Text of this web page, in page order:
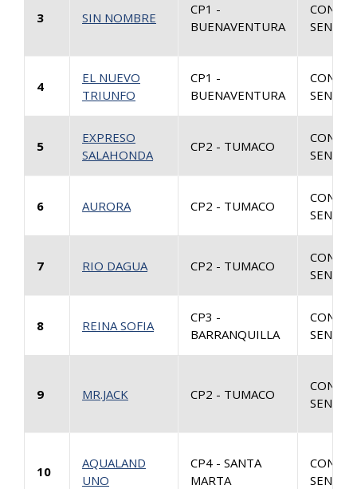
3 SIN NOMBRE
CP1 -
BUENAVENTURA
4
EL NUEVO
TRIUNFO
CP1 -
BUENAVENTURA
5
EXPRESO
SALAHONDA
CP2 - TUMACO
6 AURORA CP2 - TUMACO
7 RIO DAGUA CP2 - TUMACO
8 REINA SOFIA
CP3 -
BARRANQUILLA
9 MR.JACK CP2 - TUMACO
10
AQUALAND
UNO
CP4 - SANTA
MARTA